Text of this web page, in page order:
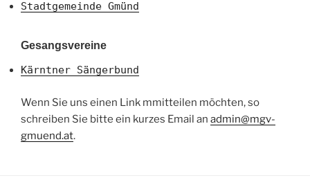
Stadtgemeinde Gmünd
Gesangsvereine
Kärntner Sängerbund
Wenn Sie uns einen Link mmitteilen möchten, so
schreiben Sie bitte ein kurzes Email an admin@mgv-
gmuend.at.